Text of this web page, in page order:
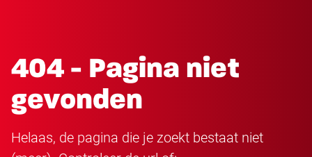
404 - Pagina niet
gevonden
Helaas, de pagina die je zoekt bestaat niet